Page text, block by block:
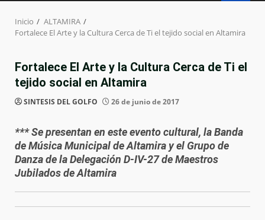
Inicio
ALTAMIRA
Fortalece El Arte y la Cultura Cerca de Ti el tejido social en Altamira
Fortalece El Arte y la Cultura Cerca de Ti el
tejido social en Altamira
SINTESIS DEL GOLFO 26 de junio de 2017
*** Se presentan en este evento cultural, la Banda
de Música Municipal de Altamira y el Grupo de
Danza de la Delegación D-IV-27 de Maestros
Jubilados de Altamira